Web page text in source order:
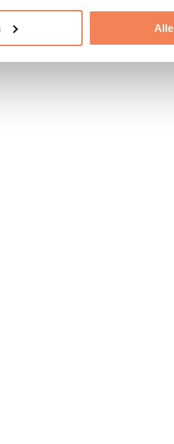
den Unterpunkten „Details“